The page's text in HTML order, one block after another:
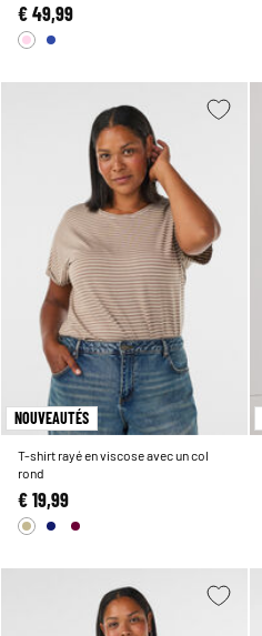
€ 49,99
NOUVEAUTÉS
T-shirt rayé en viscose avec un col
rond
€ 19,99